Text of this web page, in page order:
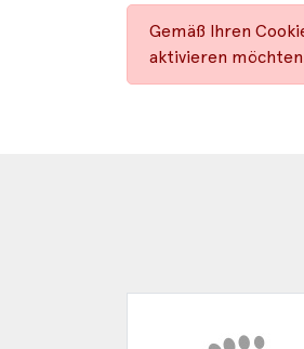
Gemäß Ihren
aktivieren